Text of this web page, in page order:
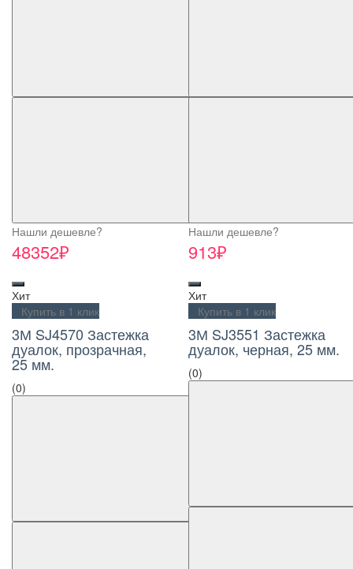
Нашли дешевле?
48352₽
Нашли дешевле?
913₽
Хит
Купить в 1 клик
3М SJ4570 Застежка
дуалок, прозрачная,
25 мм.
(0)
Хит
Купить в 1 клик
3М SJ3551 Застежка
дуалок, черная, 25 мм.
(0)